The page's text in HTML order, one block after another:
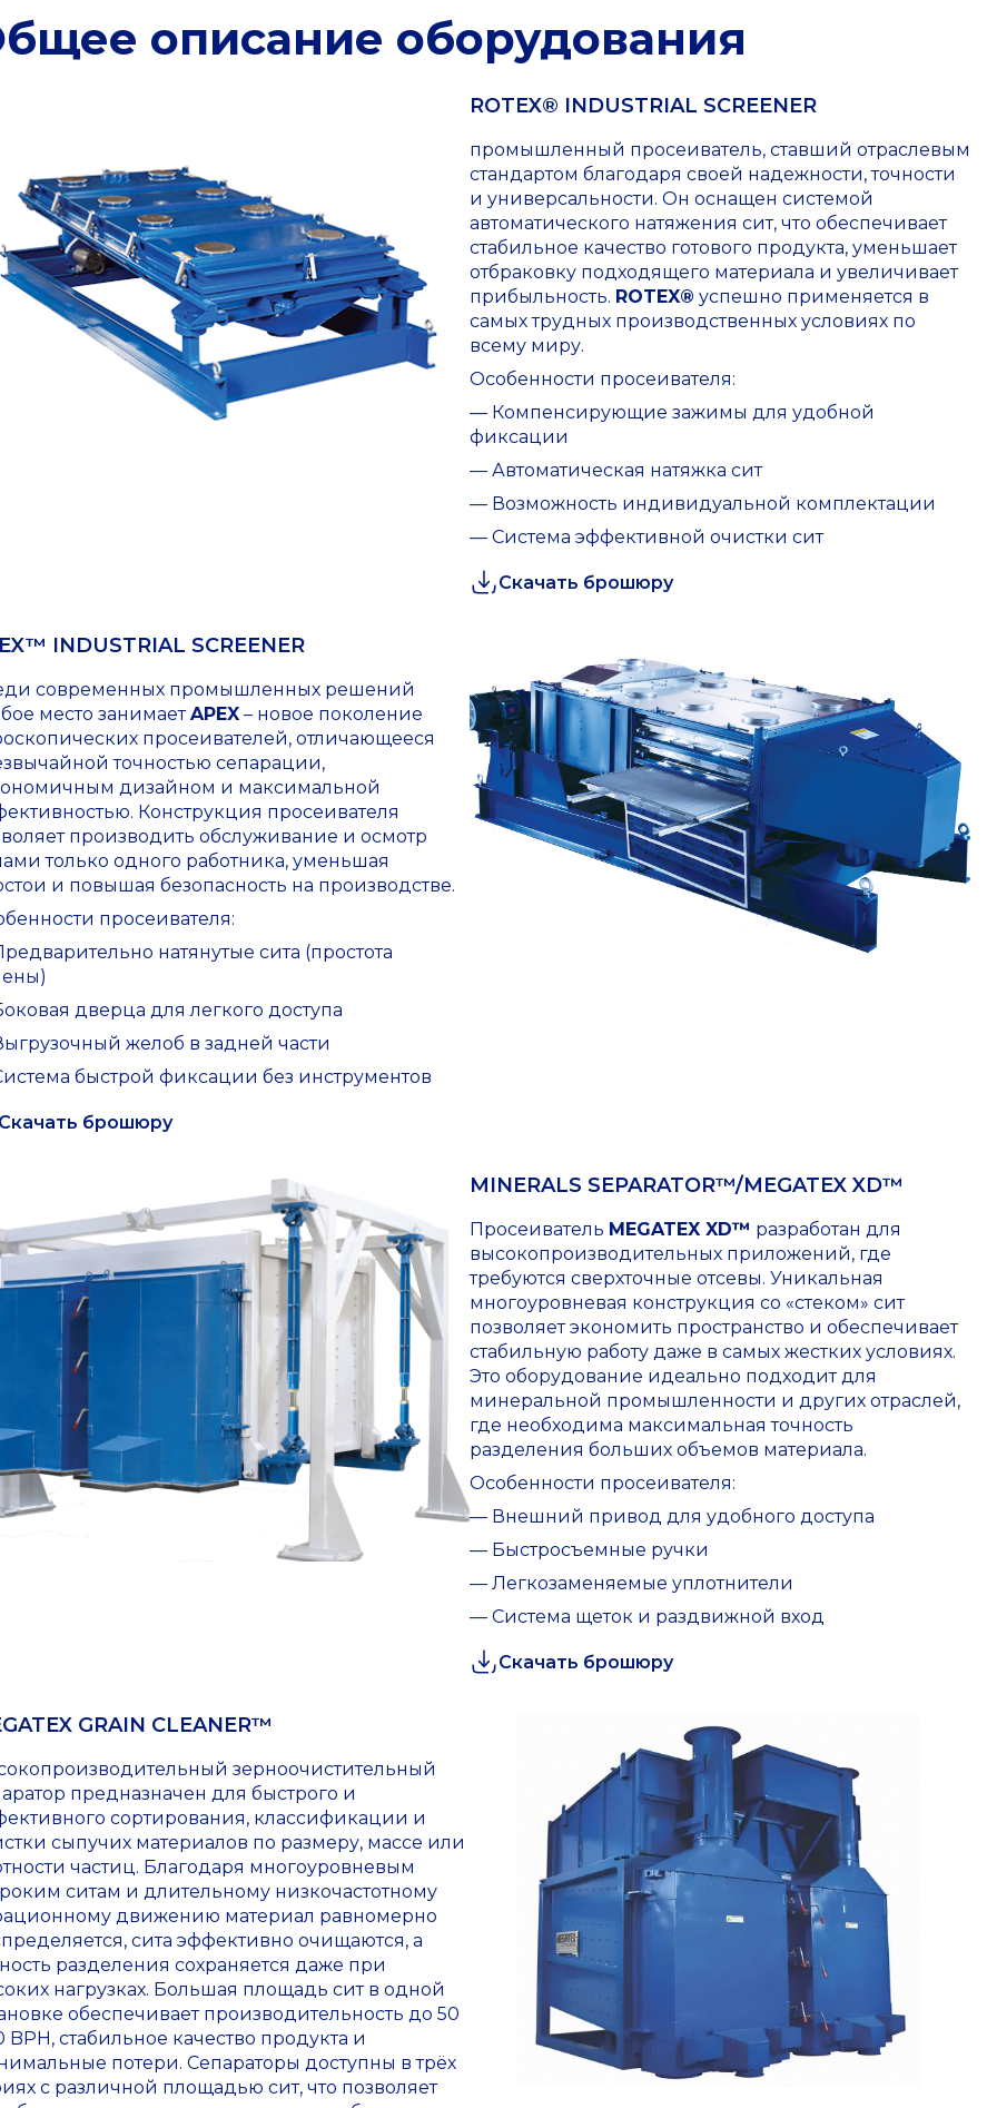
описание оборудования
ROTEX® INDUSTRIAL SCREENER
промышленный просеиватель, ставший отраслевым
стандартом благодаря своей надежности, точности
и универсальности. Он оснащен системой
автоматического натяжения сит, что обеспечивает
стабильное качество готового продукта, уменьшает
отбраковку подходящего материала и увеличивает
прибыльность. ROTEX® успешно применяется в
самых трудных производственных условиях по
всему миру.
Особенности просеивателя:
— Компенсирующие зажимы для удобной
фиксации
— Автоматическая натяжка сит
— Возможность индивидуальной комплектации
— Система эффективной очистки сит
Скачать брошюру
INDUSTRIAL SCREENER
современных промышленных решений
место занимаетAPEX – новое поколение
просеивателей, отличающееся
точностью сепарации,
дизайном и максимальной
Конструкция просеивателя
производить обслуживание и осмотр
только одного работника, уменьшая
и повышая безопасность на производстве.
просеивателя:
натянутые сита (простота
дверца для легкого доступа
желоб в задней части
быстрой фиксации без инструментов
брошюру
MINERALS SEPARATOR™/MEGATEX XD™
Просеиватель MEGATEX XD™ разработан для
высокопроизводительных приложений, где
требуются сверхточные отсевы. Уникальная
многоуровневая конструкция со «стеком» сит
позволяет экономить пространство и обеспечивает
стабильную работу даже в самых жестких условиях.
Это оборудование идеально подходит для
минеральной промышленности и других отраслей,
где необходима максимальная точность
разделения больших объемов материала.
Особенности просеивателя:
— Внешний привод для удобного доступа
— Быстросъемные ручки
— Легкозаменяемые уплотнители
— Система щеток и раздвижной вход
Скачать брошюру
GRAIN CLEANER™
зерноочистительный
предназначен для быстрого и
сортирования, классификации и
сыпучих материалов по размеру, массе или
частиц. Благодаря многоуровневым
ситам и длительному низкочастотному
движению материал равномерно
сита эффективно очищаются, а
разделения сохраняется даже при
нагрузках. Большая площадь сит в одной
обеспечивает производительность до 50
BPH, стабильное качество продукта и
потери. Сепараторы доступны в трёх
с различной площадью сит, что позволяет